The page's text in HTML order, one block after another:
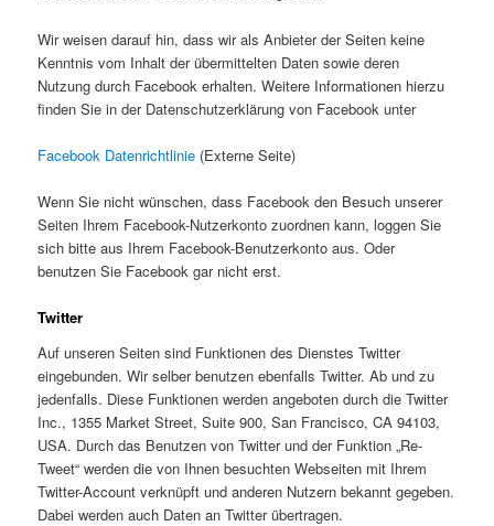
Wir weisen darauf hin, dass wir als Anbieter der Seiten keine
Kenntnis vom Inhalt der übermittelten Daten sowie deren
Nutzung durch Facebook erhalten. Weitere Informationen hierzu
finden Sie in der Datenschutzerklärung von Facebook unter
Facebook Datenrichtlinie (Externe Seite)
Wenn Sie nicht wünschen, dass Facebook den Besuch unserer
Seiten Ihrem Facebook-Nutzerkonto zuordnen kann, loggen Sie
sich bitte aus Ihrem Facebook-Benutzerkonto aus. Oder
benutzen Sie Facebook gar nicht erst.
Twitter
Auf unseren Seiten sind Funktionen des Dienstes Twitter
eingebunden. Wir selber benutzen ebenfalls Twitter. Ab und zu
jedenfalls. Diese Funktionen werden angeboten durch die Twitter
Inc., 1355 Market Street, Suite 900, San Francisco, CA 94103,
USA. Durch das Benutzen von Twitter und der Funktion „Re-
Tweet“ werden die von Ihnen besuchten Webseiten mit Ihrem
Twitter-Account verknüpft und anderen Nutzern bekannt gegeben.
Dabei werden auch Daten an Twitter übertragen.